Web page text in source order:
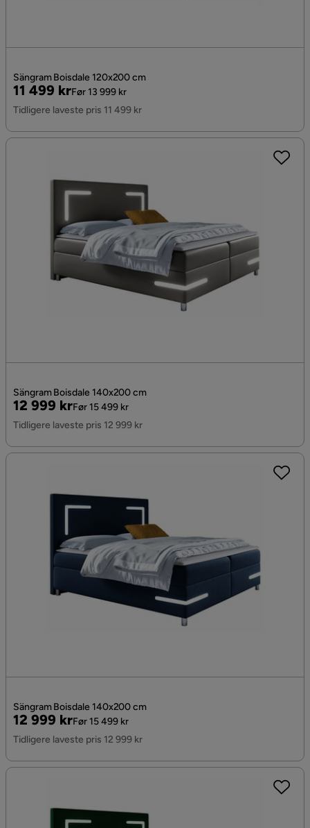
Sängram Boisdale 120x200 cm
Pris
11 499 kr
Original
Pris
Før 13 999 kr
Tidligere laveste pris 11 499 kr
Sängram Boisdale 140x200 cm
Pris
12 999 kr
Original
Pris
Før 15 499 kr
Tidligere laveste pris 12 999 kr
Sängram Boisdale 140x200 cm
Pris
12 999 kr
Original
Pris
Før 15 499 kr
Tidligere laveste pris 12 999 kr